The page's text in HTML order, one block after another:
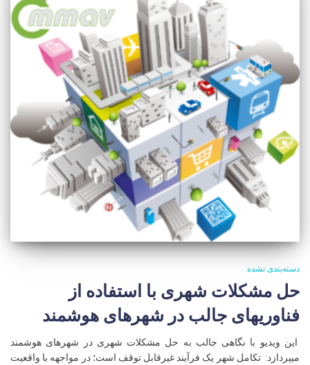
دسته‌بندی نشده
حل مشکلات شهری با استفاده از
فناوریهای جالب در شهرهای هوشمند
این ویدیو با نگاهی جالب به حل مشکلات شهری در شهرهای هوشمند
میپردازد: تکامل شهر یک فرآیند غیرقابل توقف است؛ در مواجهه با واقعیت